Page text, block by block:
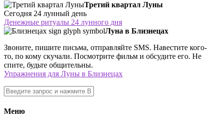
Третий квартал Луны
Сегодня 24 лунный день
Денежные ритуалы 24 лунного дня
Луна в Близнецах
Звоните, пишите письма, отправляйте SMS. Навестите кого-
то, по кому скучали. Посмотрите фильм и обсудите его. Не
спите, будьте общительны.
Упражнения для Луны в Близнецах
Меню